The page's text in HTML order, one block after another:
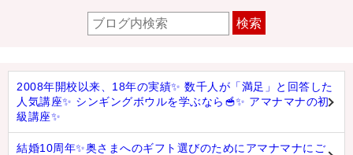
検索
2008年開校以来、18年の実績✨ 数千人が「満足」と回答した
人気講座✨ シンギングボウルを学ぶなら🥣✨ アマナマナの初
級講座✨
結婚10周年✨奥さまへのギフト選びのためにアマナマナにご